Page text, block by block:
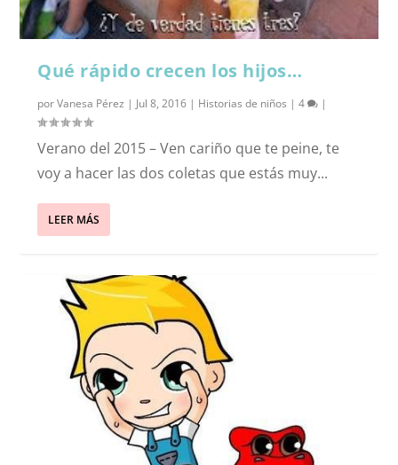
Qué rápido crecen los hijos…
porVanesa Pérez | Jul 8, 2016 | Historias de niños |4 |
Verano del 2015 – Ven cariño que te peine, te
voy a hacer las dos coletas que estás muy...
LEER MÁS